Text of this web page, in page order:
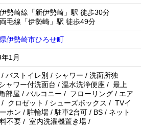
勢崎線「新伊勢崎」駅 徒歩30分
両毛線「伊勢崎」駅 徒歩49分
伊勢崎市ひろせ町
1月
バストイレ別 / シャワー / 洗面所独
ャワー付洗面台 / 温水洗浄便座 / 最上
部屋 / バルコニー / フローリング / エア
/ クロゼット / シューズボックス / TVイ
ホン / 駐輪場 / 駐車2台可 / BS / ネット
不要 / 室内洗濯機置き場 /